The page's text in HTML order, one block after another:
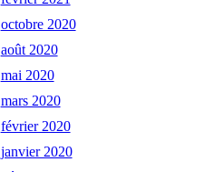
octobre 2020
août 2020
mai 2020
mars 2020
février 2020
janvier 2020